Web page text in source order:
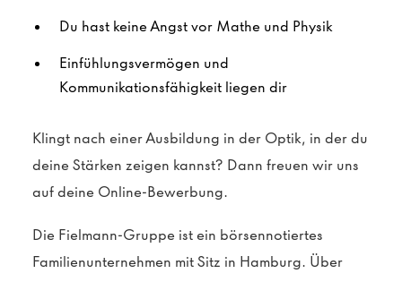
Du hast keine Angst vor Mathe und Physik
Einfühlungsvermögen und
Kommunikationsfähigkeit liegen dir
Klingt nach einer Ausbildung in der Optik, in der du
deine Stärken zeigen kannst? Dann freuen wir uns
auf deine Online-Bewerbung.
Die Fielmann-Gruppe ist ein börsennotiertes
Familienunternehmen mit Sitz in Hamburg. Über